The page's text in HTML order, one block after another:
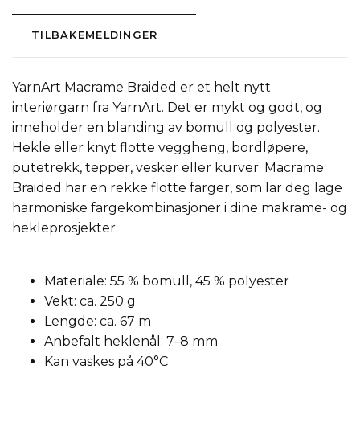
TILBAKEMELDINGER
YarnArt Macrame Braided er et helt nytt
interiørgarn fra YarnArt. Det er mykt og godt, og
inneholder en blanding av bomull og polyester.
Hekle eller knyt flotte veggheng, bordløpere,
putetrekk, tepper, vesker eller kurver. Macrame
Braided har en rekke flotte farger, som lar deg lage
harmoniske fargekombinasjoner i dine makrame- og
hekleprosjekter.
Materiale: 55 % bomull, 45 % polyester
Vekt: ca. 250 g
Lengde: ca. 67 m
Anbefalt heklenål: 7–8 mm
Kan vaskes på 40°C